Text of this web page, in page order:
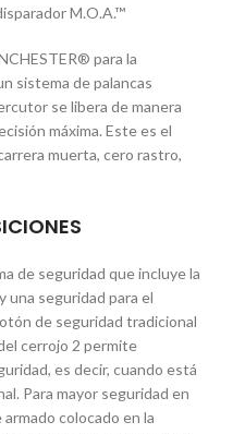
M.O.A.™
para la
sistema de palancas
se libera de manera
máxima. Este es el
muerta, cero rastro,
de seguridad que incluye la
una seguridad para el
de seguridad tradicional
cerrojo 2 permite
es decir, cuando está
Para mayor seguridad en
colocado en la